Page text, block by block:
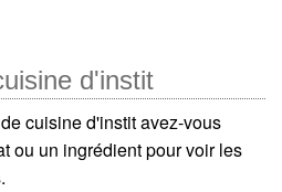
d'instit
cuisine d'instit avez-vous
ou un ingrédient pour voir les